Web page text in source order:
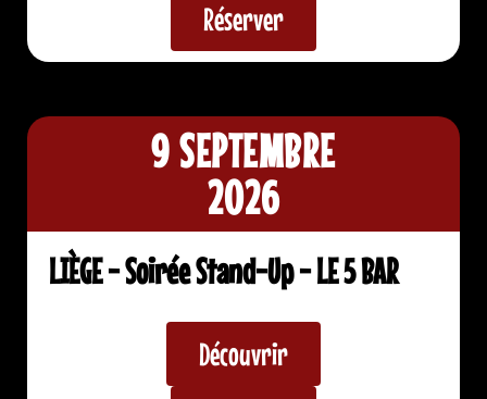
Réserver
9 SEPTEMBRE
2026
LIÈGE - Soirée Stand-Up - LE 5 BAR
Découvrir